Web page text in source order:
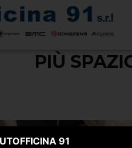
PIÙ
91